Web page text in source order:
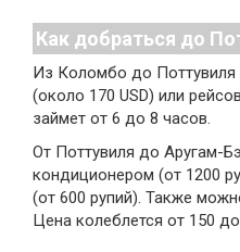
Как добраться до
Из Коломбо до
(около 170 USD) или
займет от 6 до 8 часов.
От Поттувиля до Аругам-
кондиционером (от 1200
(от 600 рупий). Также
Цена колеблется от 150